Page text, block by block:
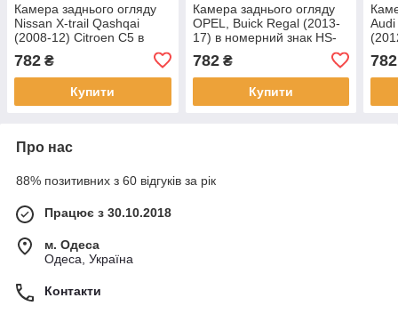
Камера заднього огляду
Nissan X-trail Qashqai
(2008-12) Сitroen С5 в
номерний знак HS-8165
AHD 1080P/720P
782 ₴
Купити
Камера заднього огляду
OPEL, Buick Regal (2013-
17) в номерний знак HS-
782₴
Купити
Audi
782
Про нас
88% позитивних з 60 відгуків за рік
Працює з 30.10.2018
м. Одеса
Одеса, Україна
Контакти